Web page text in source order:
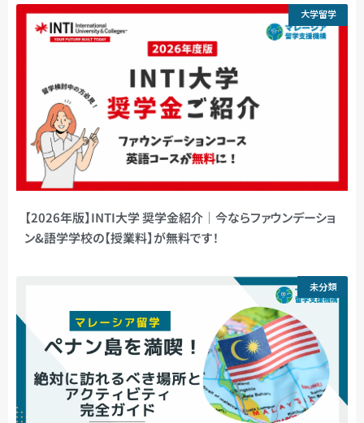
大学留学
【2026年版】INTI大学 奨学金紹介｜今ならファウンデーショ
ン&語学学校の【授業料】が無料です！
未分類